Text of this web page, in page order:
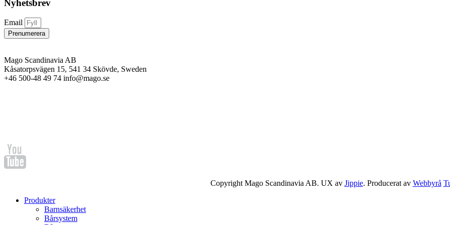
Nyhetsbrev
Email
Prenumerera
Mago Scandinavia AB
Kåsatorpsvägen 15, 541 34 Skövde, Sweden
+46 500-48 49 74 info@mago.se
Copyright Mago Scandinavia AB. UX av Jippie. Producerat av Webbyrå
Produkter
Barnsäkerhet
Bårsystem